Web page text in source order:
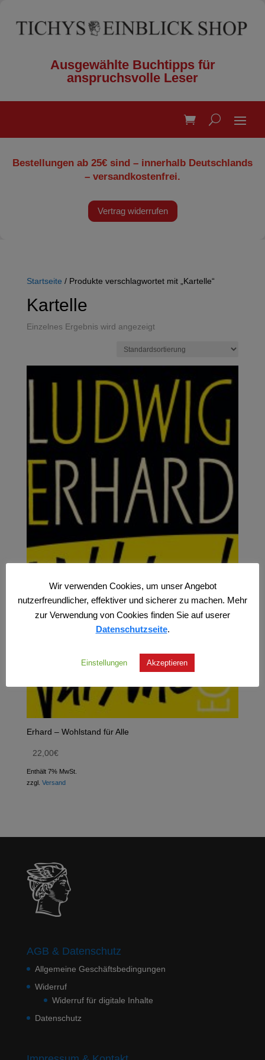
Ausgewählte Buchtipps für
anspruchsvolle Leser
Bestellungen ab 25€ sind – innerhalb Deutschlands
– versandkostenfrei.
Vertrag widerrufen
Startseite / Produkte verschlagwortet mit „Kartelle“
Kartelle
Einzelnes Ergebnis wird angezeigt
Erhard – Wohlstand für Alle
22,00€
Enthält 7% MwSt.
zzgl. Versand
AGB & Datenschutz
Allgemeine Geschäftsbedingungen
Widerruf
Widerruf für digitale Inhalte
Datenschutz
Wir verwenden Cookies, um unser Angebot
nutzerfreundlicher, effektiver und sicherer zu machen. Mehr
zur Verwendung von Cookies finden Sie auf userer
Datenschutzseite.
Einstellungen Akzeptieren